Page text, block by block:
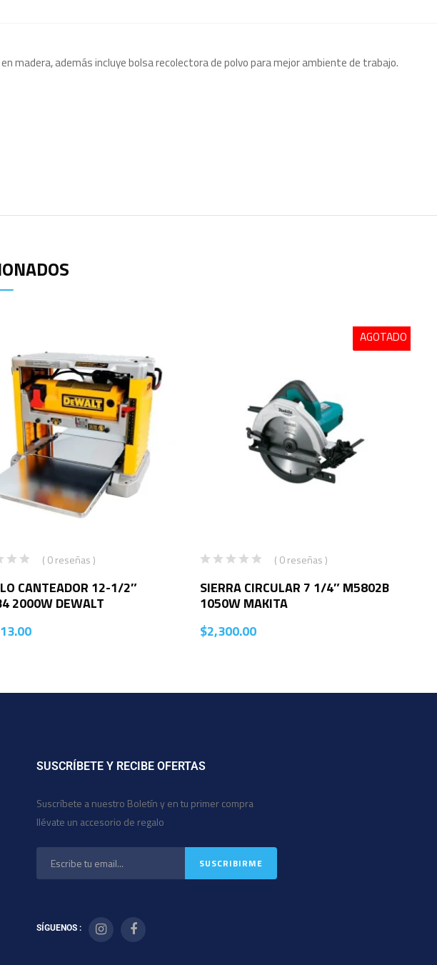
además incluye bolsa recolectora de polvo para mejor ambiente de trabajo.
( 0 reseñas )
CANTEADOR 12-1/2″
2000W DEWALT
AGOTADO
( 0 reseñas )
SIERRA CIRCULAR 7 1/4″ M5802B
1050W MAKITA
$2,300.00
SUSCRÍBETE Y RECIBE OFERTAS
Suscríbete a nuestro Boletín y en tu primer compra
llévate un accesorio de regalo
SÍGUENOS :